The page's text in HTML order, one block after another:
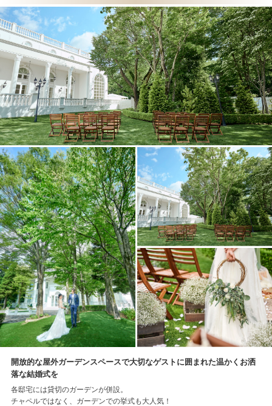
開放的な屋外ガーデンスペースで大切なゲストに囲まれた温かくお洒
落な結婚式を
各邸宅には貸切のガーデンが併設。
チャペルではなく、ガーデンでの挙式も大人気！